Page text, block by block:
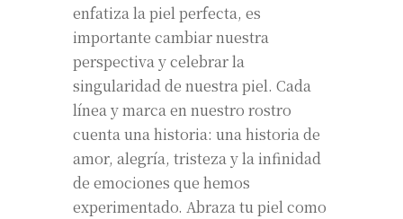
enfatiza la piel perfecta, es
importante cambiar nuestra
perspectiva y celebrar la
singularidad de nuestra piel. Cada
línea y marca en nuestro rostro
cuenta una historia: una historia de
amor, alegría, tristeza y la infinidad
de emociones que hemos
experimentado. Abraza tu piel como